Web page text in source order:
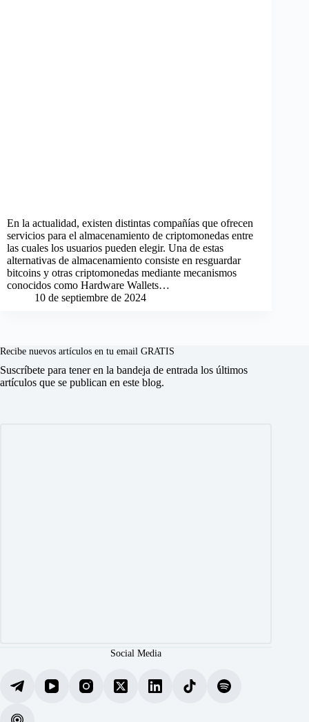
En la actualidad, existen distintas compañías que ofrecen
servicios para el almacenamiento de criptomonedas entre
las cuales los usuarios pueden elegir. Una de estas
alternativas de almacenamiento consiste en resguardar
bitcoins y otras criptomonedas mediante mecanismos
conocidos como Hardware Wallets…
10 de septiembre de 2024
Recibe nuevos artículos en tu email GRATIS
Suscríbete para tener en la bandeja de entrada los últimos
artículos que se publican en este blog.
Social Media